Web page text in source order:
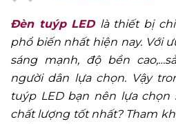
Đèn tuýp LED là thiết bị
phổ biến nhất hiện nay. Với
sáng mạnh, độ bền
người dân lựa chọn. Vậy
tuýp LED bạn nên lựa
chất lượng tốt nhất? Tham